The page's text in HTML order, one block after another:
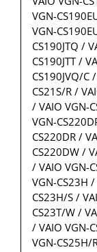
VGN-
VGN-
CS190JTQ /
CS190JTT /
CS190JVQ/C
CS21S/R /
/ VAIO VGN-
VGN-
CS220DR /
CS220DW /
/ VAIO VGN-
VGN-CS23H
CS23H/S /
CS23T/W /
/ VAIO VGN-
VGN-CS25H/